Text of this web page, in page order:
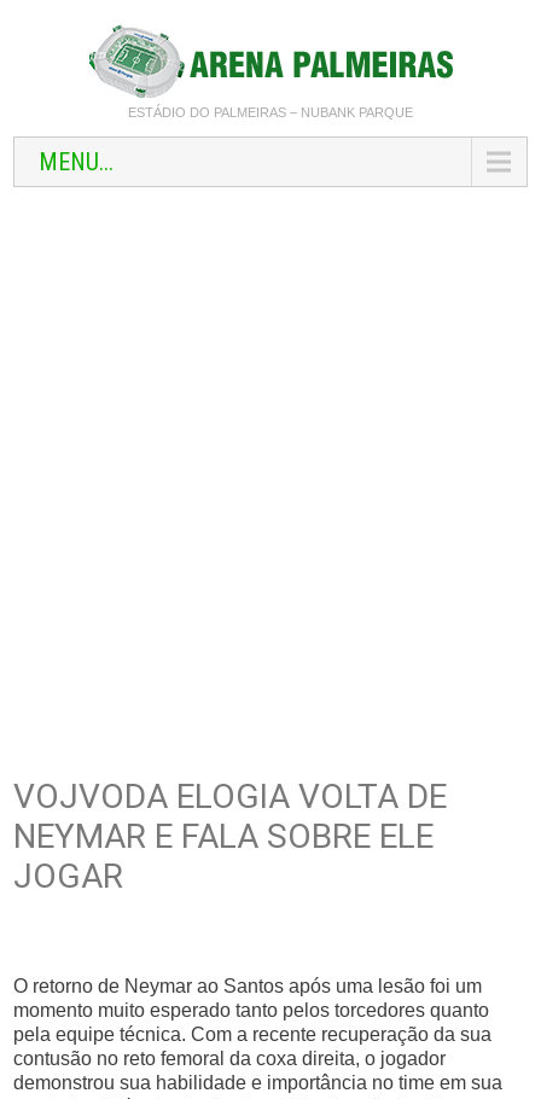
ESTÁDIO DO PALMEIRAS – NUBANK PARQUE
MENU...
VOJVODA ELOGIA VOLTA DE
NEYMAR E FALA SOBRE ELE
JOGAR
O retorno de Neymar ao Santos após uma lesão foi um
momento muito esperado tanto pelos torcedores quanto
pela equipe técnica. Com a recente recuperação da sua
contusão no reto femoral da coxa direita, o jogador
demonstrou sua habilidade e importância no time em sua